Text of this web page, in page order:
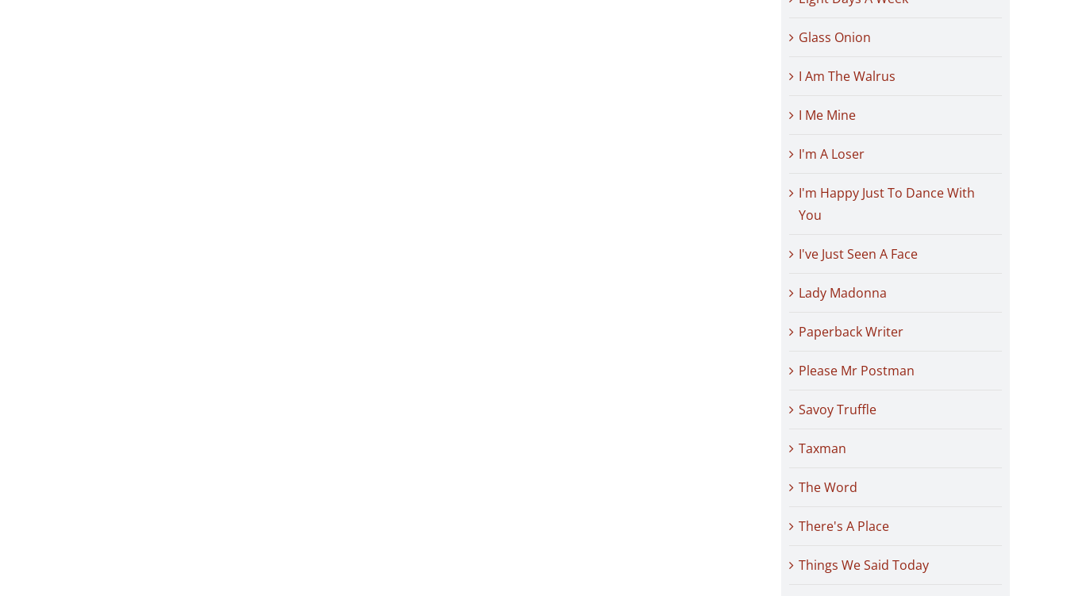
Glass Onion
I Am The Walrus
I Me Mine
I'm A Loser
I'm Happy Just To Dance With
You
I've Just Seen A Face
Lady Madonna
Paperback Writer
Please Mr Postman
Savoy Truffle
Taxman
The Word
There's A Place
Things We Said Today